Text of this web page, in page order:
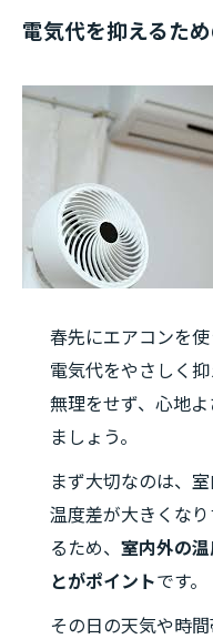
電気代を抑えるた
春先にエアコンを
電気代をやさしく抑
無理をせず、心地
ましょう。
まず大切なのは、室
温度差が大きくな
るため、 室内外の
とがポイントです。
その日の天気や時